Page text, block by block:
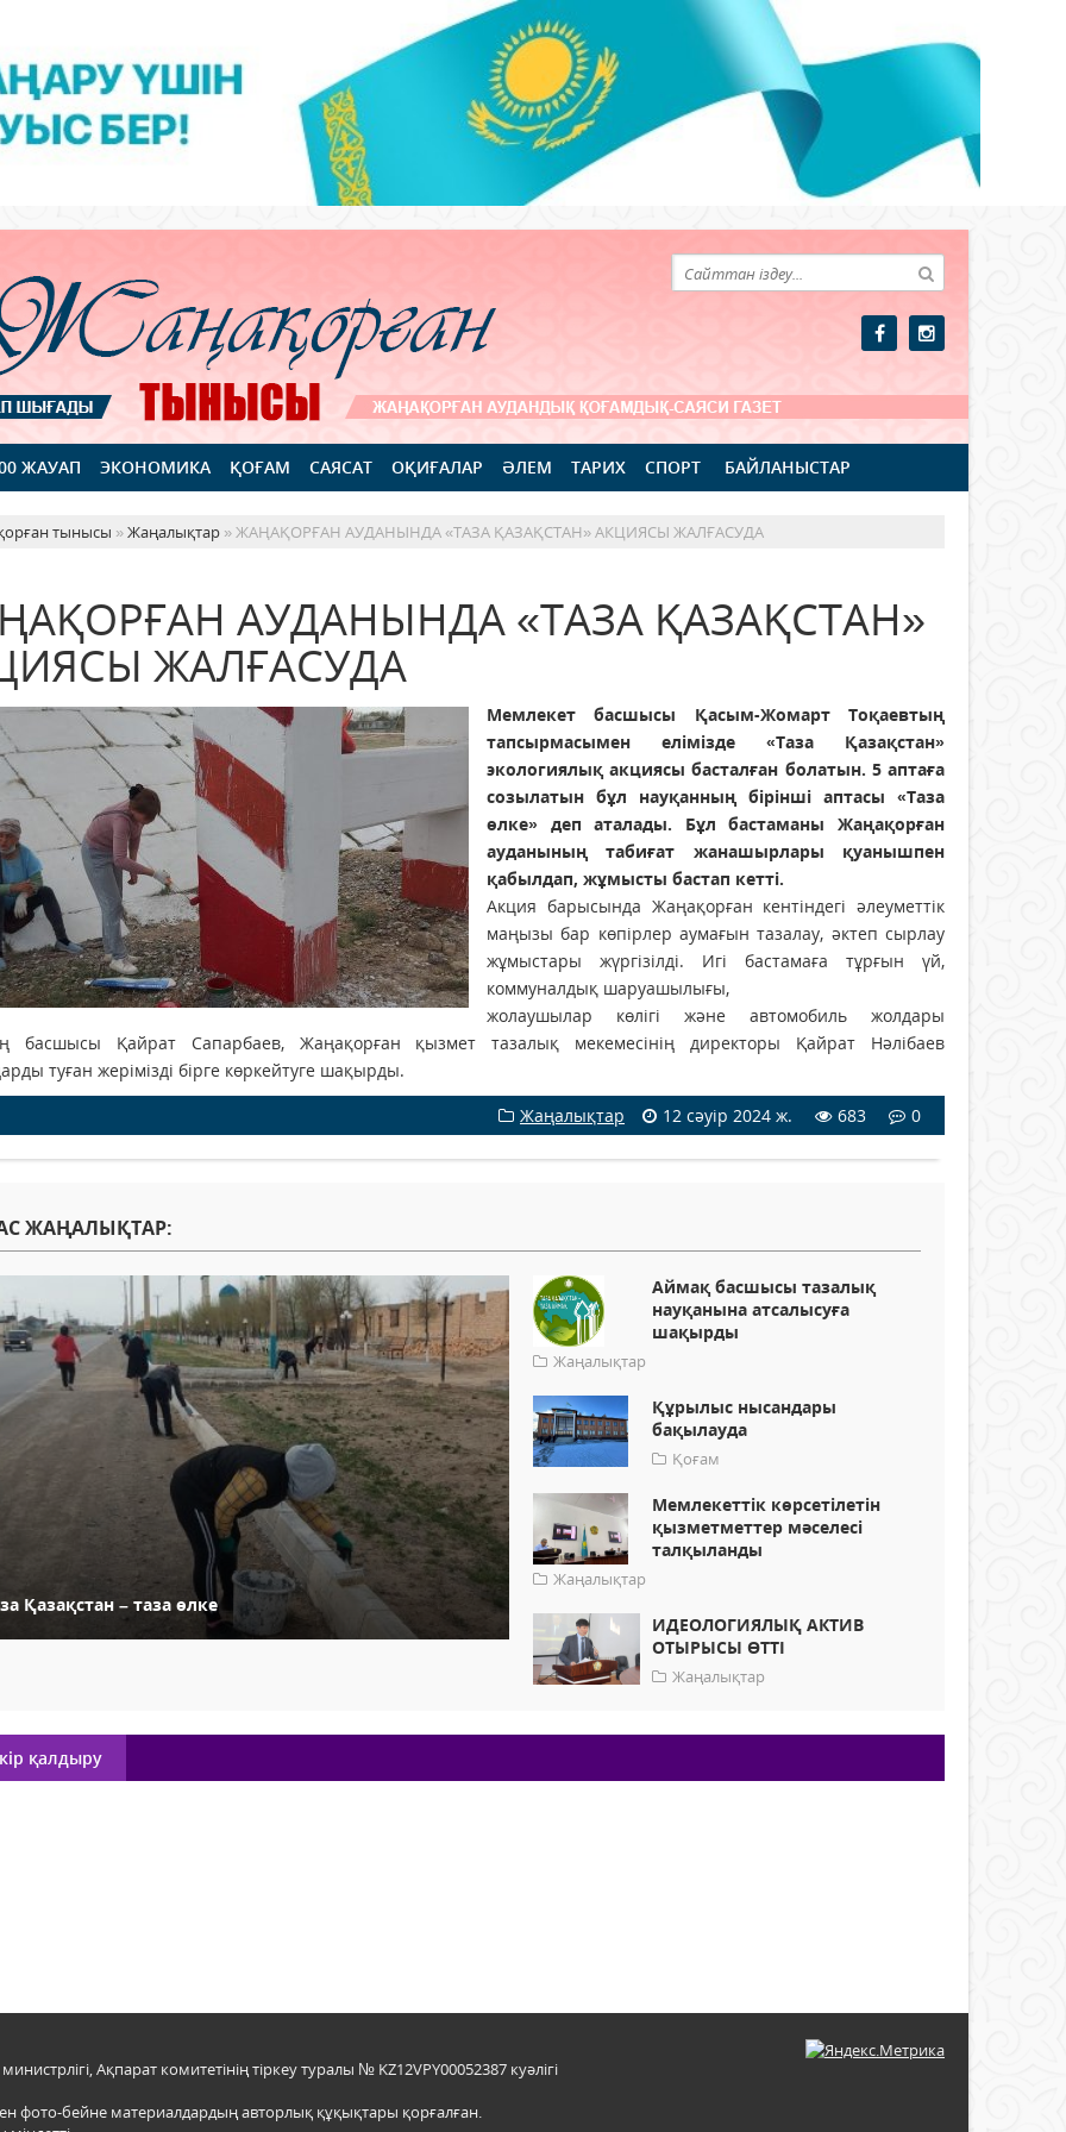
ЖАУАП ЭКОНОМИКА ҚОҒАМ САЯСАТ ОҚИҒАЛАР ӘЛЕМ ТАРИХ СПОРТ БАЙЛАНЫСТАР
тынысы »Жаңалықтар » ЖАҢАҚОРҒАН АУДАНЫНДА «ТАЗА ҚАЗАҚСТАН» АКЦИЯСЫ ЖАЛҒАСУДА
АУДАНЫНДА «ТАЗА ҚАЗАҚСТАН»
ЖАЛҒАСУДА
Мемлекет басшысы Қасым-Жомарт Тоқаевтың
тапсырмасымен елімізде «Таза Қазақстан»
экологиялық акциясы басталған болатын. 5 аптаға
созылатын бұл науқанның бірінші аптасы «Таза
өлке» деп аталады. Бұл бастаманы Жаңақорған
ауданының табиғат жанашырлары қуанышпен
қабылдап, жұмысты бастап кетті.
Акция барысында Жаңақорған кентіндегі әлеуметтік
маңызы бар көпірлер аумағын тазалау, әктеп сырлау
жұмыстары жүргізілді. Игі бастамаға тұрғын үй,
коммуналдық шаруашылығы,
жолаушылар көлігі және автомобиль жолдары
басшысы Қайрат Сапарбаев, Жаңақорған қызмет тазалық мекемесінің директоры Қайрат Нәлібаев
туған жерімізді бірге көркейтуге шақырды.
Жаңалықтар
12 сәуір 2024 ж. 683 0
ЖАҢАЛЫҚТАР:
Қазақстан – таза өлке
Аймақ басшысы тазалық
науқанына атсалысуға
шақырды
Жаңалықтар
Құрылыс нысандары
бақылауда
Қоғам
Мемлекеттік көрсетілетін
қызметметтер мәселесі
талқыланды
Жаңалықтар
ИДЕОЛОГИЯЛЫҚ АКТИВ
ОТЫРЫСЫ ӨТТІ
Жаңалықтар
қалдыру
Ақпарат комитетінің тіркеу туралы № KZ12VPY00052387 куәлігі
фото-бейне материалдардың авторлық құқықтары қорғалған.